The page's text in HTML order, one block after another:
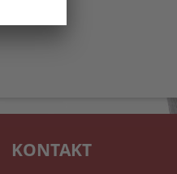
KONTAKT